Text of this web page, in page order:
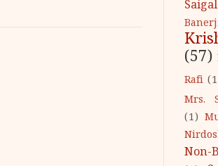
Saigal
(57)
Rafi
Mrs.
(1)
Non-